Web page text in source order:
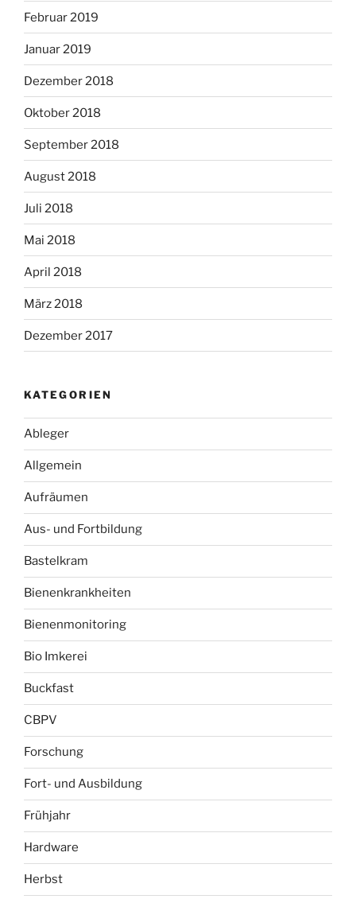
Februar 2019
Januar 2019
Dezember 2018
Oktober 2018
September 2018
August 2018
Juli 2018
Mai 2018
April 2018
März 2018
Dezember 2017
KATEGORIEN
Ableger
Allgemein
Aufräumen
Aus- und Fortbildung
Bastelkram
Bienenkrankheiten
Bienenmonitoring
Bio Imkerei
Buckfast
CBPV
Forschung
Fort- und Ausbildung
Frühjahr
Hardware
Herbst